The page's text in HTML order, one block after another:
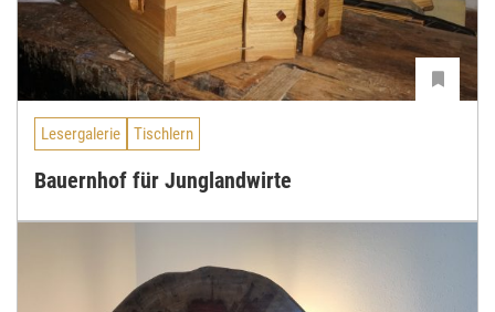
Lesergalerie Tischlern
Bauernhof für Junglandwirte